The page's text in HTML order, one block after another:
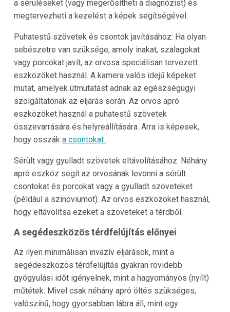
a sérüléseket (vagy megerősítheti a diagnózist) és
megtervezheti a kezelést a képek segítségével.
Puhatestű szövetek és csontok javításához: Ha olyan
sebészetre van szüksége, amely inakat, szalagokat
vagy porcokat javít, az orvosa speciálisan tervezett
eszközöket használ. A kamera valós idejű képeket
mutat, amelyek útmutatást adnak az egészségügyi
szolgáltatónak az eljárás során. Az orvos apró
eszközöket használ a puhatestű szövetek
összevarrására és helyreállítására. Arra is képesek,
hogy osszák a csontokat .
Sérült vagy gyulladt szövetek eltávolításához: Néhány
apró eszköz segít az orvosának levonni a sérült
csontokat és porcokat vagy a gyulladt szöveteket
(például a szinoviumot). Az orvos eszközöket használ,
hogy eltávolítsa ezeket a szöveteket a térdből.
A segédeszközös térdfelújítás előnyei
Az ilyen minimálisan invazív eljárások, mint a
segédeszközös térdfelújítás gyakran rövidebb
gyógyulási időt igényelnek, mint a hagyományos (nyílt)
műtétek. Mivel csak néhány apró öltés szükséges,
valószínű, hogy gyorsabban lábra áll, mint egy